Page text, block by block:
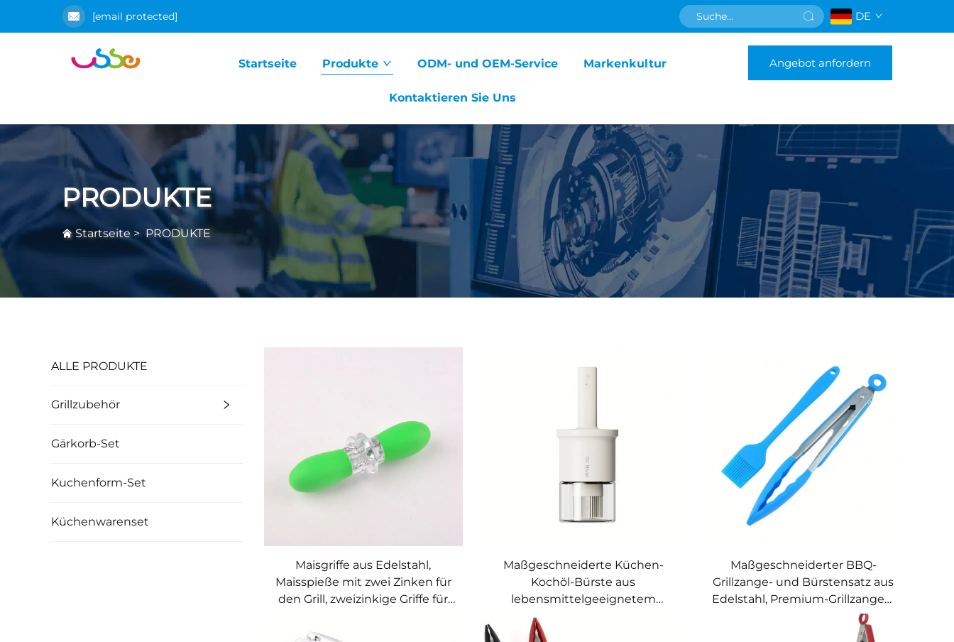
[email protected] DE
Startseite Produkte ODM- und OEM-Service Markenkultur
Kontaktieren Sie Uns
Angebot anfordern
PRODUKTE
Startseite> PRODUKTE
ALLE PRODUKTE
Grillzubehör
Gärkorb-Set
Kuchenform-Set
Küchenwarenset
Maisgriffe aus Edelstahl,
Maisspieße mit zwei Zinken für
den Grill, zweizinkige Griffe für
Maßgeschneiderte Küchen-
Kochöl-Bürste aus
lebensmittelgeeignetem
Material, OEM/ODM,
haushaltsüblich,
Maßgeschneiderter BBQ-
Grillzange- und Bürstensatz aus
Edelstahl, Premium-Grillzangen,
Großhandels-Bastelebürste